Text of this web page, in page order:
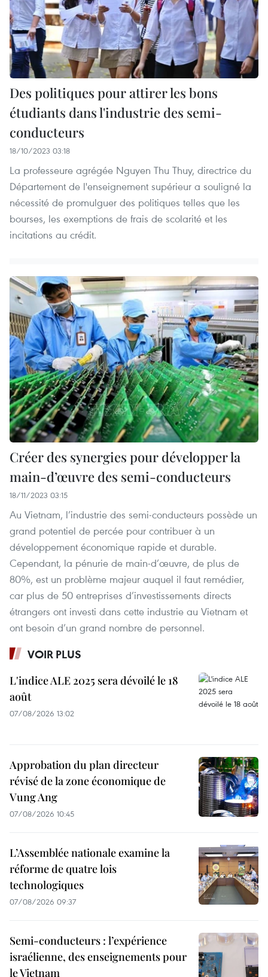
Des politiques pour attirer les bons
étudiants dans l'industrie des semi-
conducteurs
18/10/2023 03:18
La professeure agrégée Nguyen Thu Thuy, directrice du
Département de l'enseignement supérieur a souligné la
nécessité de promulguer des politiques telles que les
bourses, les exemptions de frais de scolarité et les
incitations au crédit.
Créer des synergies pour développer la
main-d’œuvre des semi-conducteurs
18/11/2023 03:15
Au Vietnam, l’industrie des semi-conducteurs possède un
grand potentiel de percée pour contribuer à un
développement économique rapide et durable.
Cependant, la pénurie de main-d’œuvre, de plus de
80%, est un problème majeur auquel il faut remédier,
car plus de 50 entreprises d’investissements directs
étrangers ont investi dans cette industrie au Vietnam et
ont besoin d’un grand nombre de personnel.
VOIR PLUS
L'indice ALE 2025 sera dévoilé le 18
août
07/08/2026 13:02
Approbation du plan directeur
révisé de la zone économique de
Vung Ang
07/08/2026 10:45
L’Assemblée nationale examine la
réforme de quatre lois
technologiques
07/08/2026 09:37
Semi-conducteurs : l’expérience
israélienne, des enseignements pour
le Vietnam